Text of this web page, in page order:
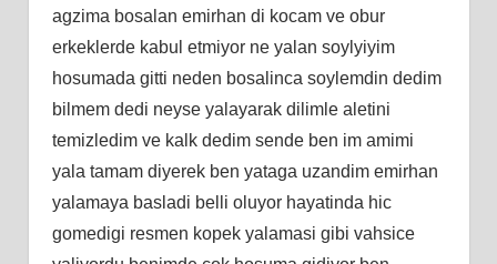
agzima bosalan emirhan di kocam ve obur
erkeklerde kabul etmiyor ne yalan soylyiyim
hosumada gitti neden bosalinca soylemdin dedim
bilmem dedi neyse yalayarak dilimle aletini
temizledim ve kalk dedim sende ben im amimi
yala tamam diyerek ben yataga uzandim emirhan
yalamaya basladi belli oluyor hayatinda hic
gomedigi resmen kopek yalamasi gibi vahsice